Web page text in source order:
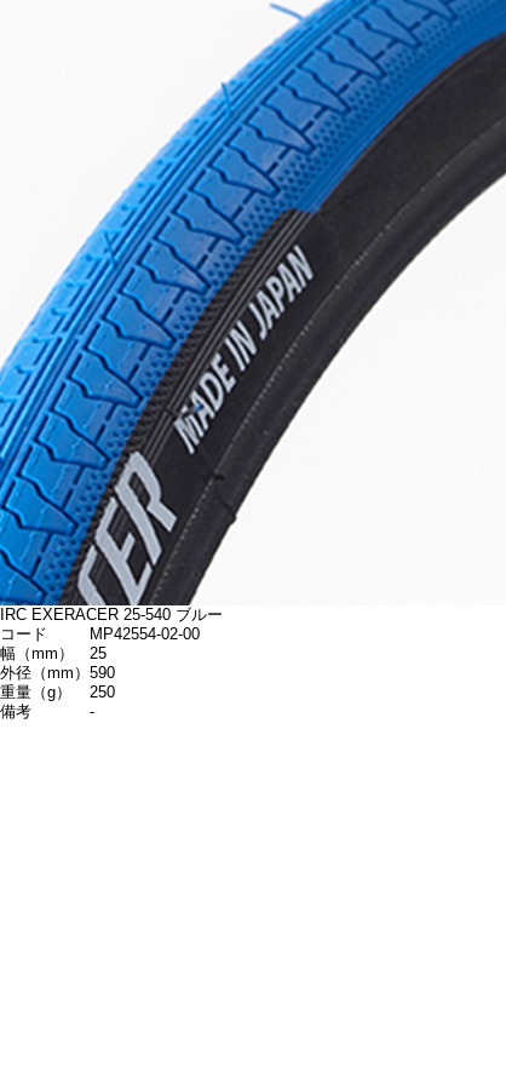
IRC EXERACER 25-540 ブルー
コード
MP42554-02-00
幅（mm）
25
外径（mm） 590
重量（g）
250
備考
-